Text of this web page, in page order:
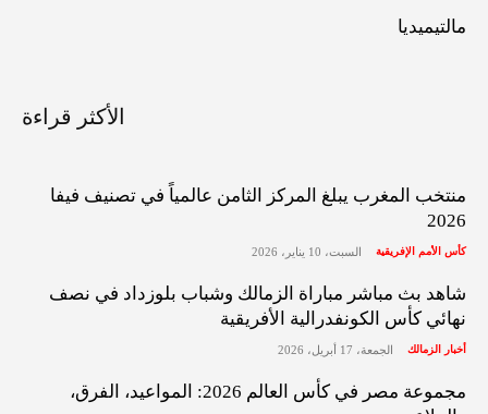
مالتيميديا
الأكثر قراءة
منتخب المغرب يبلغ المركز الثامن عالمياً في تصنيف فيفا
2026
كأس الأمم الإفريقية السبت، 10 يناير، 2026
شاهد بث مباشر مباراة الزمالك وشباب بلوزداد في نصف
نهائي كأس الكونفدرالية الأفريقية
أخبار الزمالك الجمعة، 17 أبريل، 2026
مجموعة مصر في كأس العالم 2026: المواعيد، الفرق،